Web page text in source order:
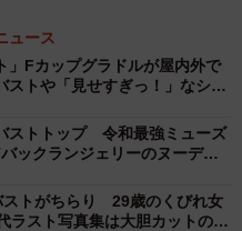
ュース
」Fカップグラドルが屋内外で
トや「見せすぎっ！」なシー
ストトップ 令和最強ミューズ
ックランジェリーのヌーディ
ストがちらり 29歳のくびれ女
スト写真集は大胆カットの連